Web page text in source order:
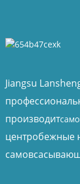
Jiangsu
производит
центробежные